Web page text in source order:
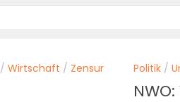
/ Wirtschaft / Zensur
Politik /